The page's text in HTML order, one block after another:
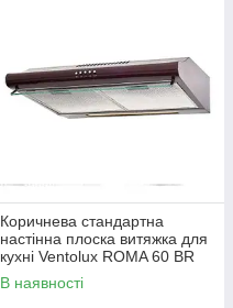
Коричнева стандартна
настінна плоска витяжка для
кухні Ventolux ROMA 60 BR
LUX, шириною 60 см
В наявності